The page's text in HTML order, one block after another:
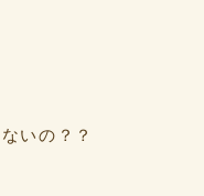
いの？？